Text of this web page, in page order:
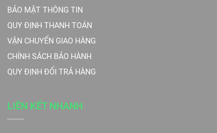
BẢO MẬT THÔNG TIN
QUY ĐỊNH THANH TOÁN
VẬN CHUYỂN GIAO HÀNG
CHÍNH SÁCH BẢO HÀNH
QUY ĐỊNH ĐỔI TRẢ HÀNG
LIÊN KẾT NHANH